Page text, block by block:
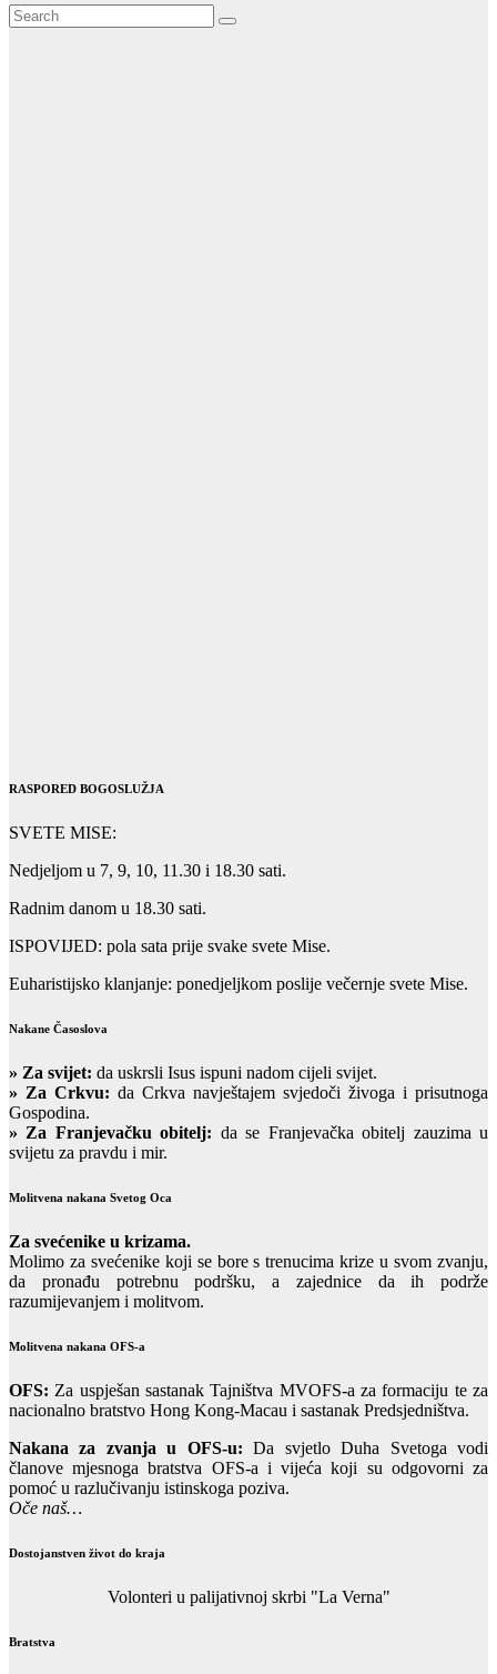
RASPORED BOGOSLUŽJA
SVETE MISE:
Nedjeljom u 7, 9, 10, 11.30 i 18.30 sati.
Radnim danom u 18.30 sati.
ISPOVIJED: pola sata prije svake svete Mise.
Euharistijsko klanjanje: ponedjeljkom poslije večernje svete Mise.
Nakane Časoslova
» Za svijet: da uskrsli Isus ispuni nadom cijeli svijet.
» Za Crkvu: da Crkva navještajem svjedoči živoga i prisutnoga
Gospodina.
» Za Franjevačku obitelj: da se Franjevačka obitelj zauzima u
svijetu za pravdu i mir.
Molitvena nakana Svetog Oca
Za svećenike u krizama.
Molimo za svećenike koji se bore s trenucima krize u svom zvanju,
da pronađu potrebnu podršku, a zajednice da ih podrže
razumijevanjem i molitvom.
Molitvena nakana OFS-a
OFS: Za uspješan sastanak Tajništva MVOFS-a za formaciju te za
nacionalno bratstvo Hong Kong-Macau i sastanak Predsjedništva.
Nakana za zvanja u OFS-u: Da svjetlo Duha Svetoga vodi
članove mjesnoga bratstva OFS-a i vijeća koji su odgovorni za
pomoć u razlučivanju istinskoga poziva.
Oče naš…
Dostojanstven život do kraja
Volonteri u palijativnoj skrbi "La Verna"
Bratstva